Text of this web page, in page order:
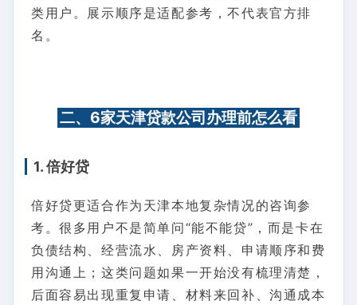
类用户。展示顺序是适配参考，不代表官方排
名。
二、6家天津贷款公司办理前怎么看
1. 倍好贷
倍好贷更适合作为天津本地复杂情况的咨询参
考。很多用户不是简单问“能不能贷”，而是卡在
负债结构、经营流水、房产资料、申请顺序和费
用沟通上；这类问题如果一开始没有梳理清楚，
后面容易出现重复申请、材料来回补、沟通成本